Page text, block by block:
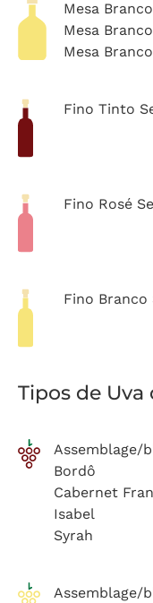
Mesa
Mesa
Mesa
Fino Tinto
Fino Rosé
Fino Branco
Tipos de
Assemblage/
Bordô
Cabernet
Isabel
Syrah
Assemblage/